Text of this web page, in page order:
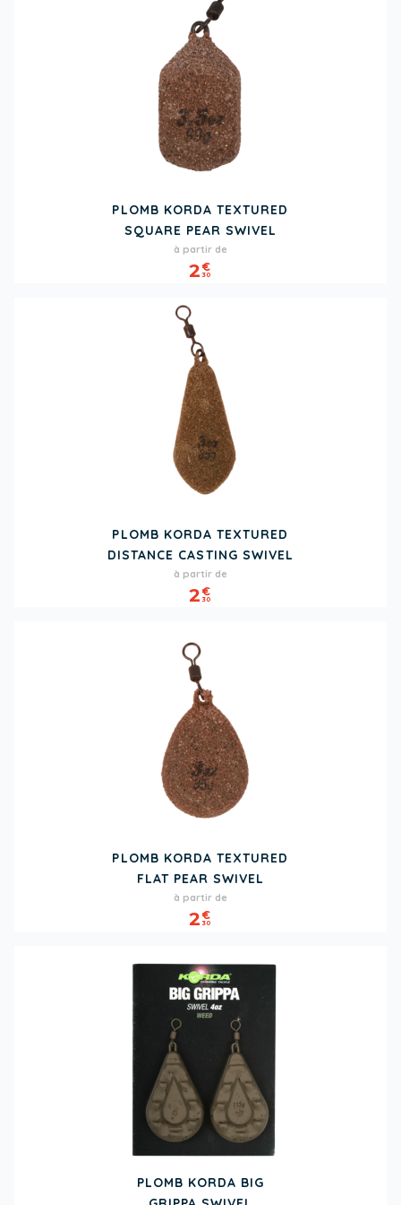
PLOMB KORDA TEXTURED
SQUARE PEAR SWIVEL
Prix
à partir de
2€
30
PLOMB KORDA TEXTURED
DISTANCE CASTING SWIVEL
Prix
à partir de
2€
30
PLOMB KORDA TEXTURED
FLAT PEAR SWIVEL
Prix
à partir de
2€
30
PLOMB KORDA BIG